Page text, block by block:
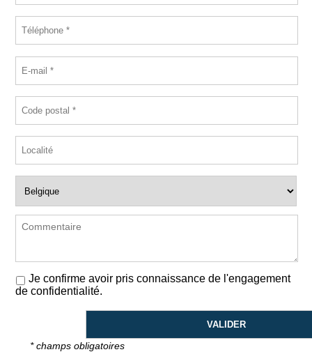
Je confirme avoir pris connaissance de l'engagement
de confidentialité.
* champs obligatoires